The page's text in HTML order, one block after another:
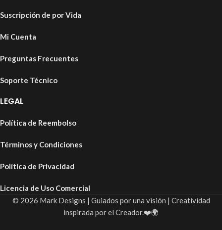
Suscripción de por Vida
Mi Cuenta
Preguntas Frecuentes
Soporte Técnico
LEGAL
Política de Reembolso
Términos y Condiciones
Política de Privacidad
Licencia de Uso Comercial
© 2026 Mark Designs | Guiados por una visión | Creatividad
inspirada por el Creador.❤️🌍